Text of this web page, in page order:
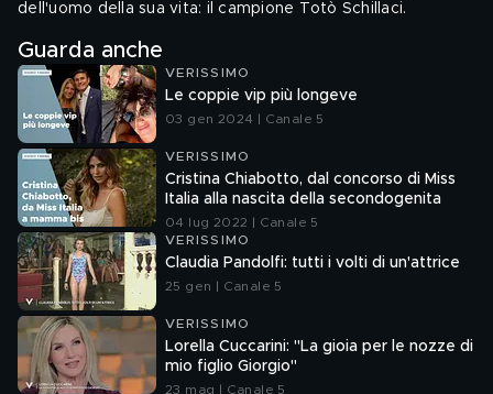
dell'uomo della sua vita: il campione Totò Schillaci.
Guarda anche
VERISSIMO
Le coppie vip più longeve
03 gen 2024 | Canale 5
VERISSIMO
Cristina Chiabotto, dal concorso di Miss
Italia alla nascita della secondogenita
04 lug 2022 | Canale 5
VERISSIMO
Claudia Pandolfi: tutti i volti di un'attrice
25 gen | Canale 5
VERISSIMO
Lorella Cuccarini: "La gioia per le nozze di
mio figlio Giorgio"
23 mag | Canale 5